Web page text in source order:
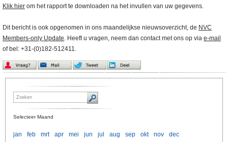
Klik hier om het rapport te downloaden na het invullen van uw gegevens.
Dit bericht is ook opgenomen in ons maandelijkse nieuwsoverzicht, de NVC
Members-only Update. Heeft u vragen, neem dan contact met ons op via e-mail
of bel: +31-(0)182-512411.
Selecteer Maand
jan feb mrt apr mei jun jul aug sep okt nov dec